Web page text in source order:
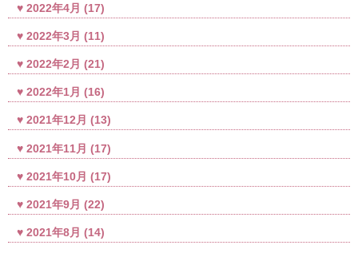
2022年4月 (17)
2022年3月 (11)
2022年2月 (21)
2022年1月 (16)
2021年12月 (13)
2021年11月 (17)
2021年10月 (17)
2021年9月 (22)
2021年8月 (14)